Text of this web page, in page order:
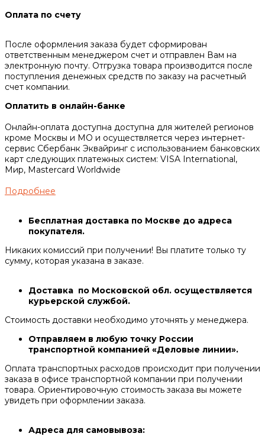
Оплата по счету
После оформления заказа будет сформирован
ответственным менеджером счет и отправлен Вам на
электронную почту. Отгрузка товара производится после
поступления денежных средств по заказу на расчетный
счет компании.
Оплатить в онлайн-банке
Онлайн-оплата доступна доступна для жителей регионов
кроме Москвы и МО и осуществляется через интернет-
сервис Сбербанк Эквайринг c использованием банковских
карт следующих платежных систем: VISA International,
Мир, Mastercard Worldwide
Подробнее
Бесплатная доставка по Москве до адреса
покупателя.
Никаких комиссий при получении! Вы платите только ту
сумму, которая указана в заказе.
Доставка по Московской обл. осуществляется
курьерской службой.
Стоимость доставки необходимо уточнять у менеджера.
Отправляем в любую точку России
транспортной компанией «Деловые линии».
Оплата транспортных расходов происходит при получении
заказа в офисе транспортной компании при получении
товара. Ориентировочную стоимость заказа вы можете
увидеть при оформлении заказа.
Адреса для самовывоза: